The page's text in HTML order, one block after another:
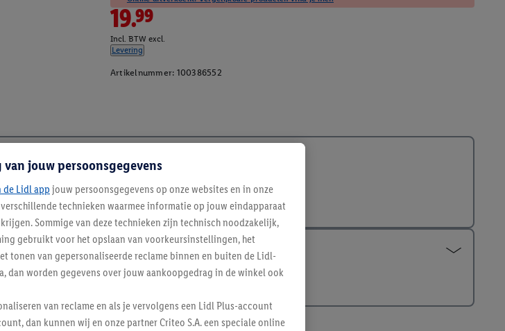
19.99
Incl. BTW excl.
Levering
Artikelnummer: 100386552
jouw persoonsgegevens
Lidl app jouw persoonsgegevens op onze websites en in onze
technieken waarmee informatie op jouw eindapparaat
Sommige van deze technieken zijn technisch noodzakelijk,
gebruikt voor het opslaan van voorkeursinstellingen, het
tonen van gepersonaliseerde reclame binnen en buiten de Lidl-
dan worden gegevens over jouw aankoopgedrag in de winkel ook
van reclame en als je vervolgens een Lidl Plus-account
dan kunnen wij en onze partner Criteo S.A. een speciale online